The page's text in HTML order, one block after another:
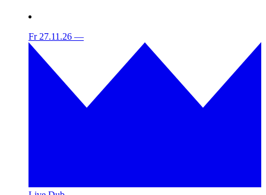
Fr 27.11.26 —